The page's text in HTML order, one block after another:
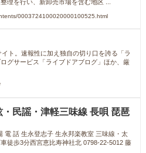
理を行い、新卸売市場を含む地区 ...
0003724100020000100525.html
ト。速報性に加え独自の切り口を誇る「ラ
グサービス「ライブドアブログ」ほか、厳
民謡・津軽三味線 長唄 琵琶
電 話 生永登志子 生永邦楽教室 三味線・太
徒歩3分西宮恵比寿神社北 0798-22-5012 藤